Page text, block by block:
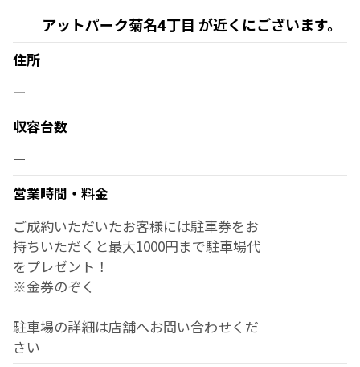
アットパーク菊名4丁目 が近くにございます。
住所
ー
収容台数
ー
営業時間・料金
ご成約いただいたお客様には駐車券をお
持ちいただくと最大1000円まで駐車場代
をプレゼント！
※金券のぞく
駐車場の詳細は店舗へお問い合わせくだ
さい